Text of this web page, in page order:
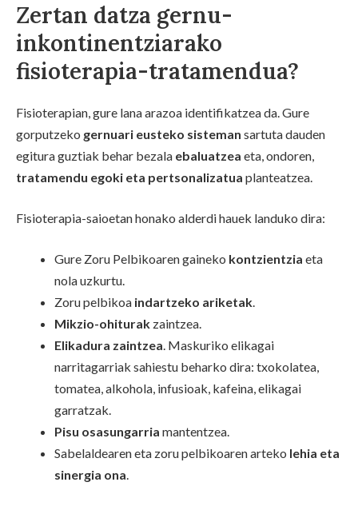
Zertan datza gernu-
inkontinentziarako
fisioterapia-tratamendua?
Fisioterapian, gure lana arazoa identifikatzea da. Gure
gorputzeko gernuari eusteko sisteman sartuta dauden
egitura guztiak behar bezala ebaluatzea eta, ondoren,
tratamendu egoki eta pertsonalizatua planteatzea.
Fisioterapia-saioetan honako alderdi hauek landuko dira:
Gure Zoru Pelbikoaren gaineko kontzientzia eta
nola uzkurtu.
Zoru pelbikoa indartzeko ariketak.
Mikzio-ohiturak zaintzea.
Elikadura zaintzea. Maskuriko elikagai
narritagarriak sahiestu beharko dira: txokolatea,
tomatea, alkohola, infusioak, kafeina, elikagai
garratzak.
Pisu osasungarria mantentzea.
Sabelaldearen eta zoru pelbikoaren arteko lehia eta
sinergia ona.